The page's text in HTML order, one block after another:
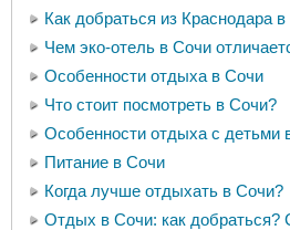
Как добраться из Краснодара
Чем эко-отель в Сочи
Особенности отдыха в Сочи
Что стоит посмотреть в Сочи?
Особенности отдыха с детьми
Питание в Сочи
Когда лучше отдыхать в Сочи?
Отдых в Сочи: как добраться?